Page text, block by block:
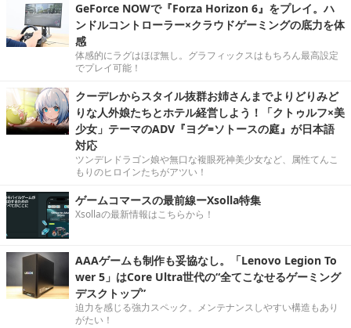
GeForce NOWで『Forza Horizon 6』をプレイ。ハ
ンドルコントローラー×クラウドゲーミングの底力を体
感
体感的にラグはほぼ無し。グラフィックスはもちろん最高設定
でプレイ可能！
クーデレからスタイル抜群お姉さんまでよりどりみど
りな人外娘たちとホテル経営しよう！「クトゥルフ×美
少女」テーマのADV『ヨグ=ソトースの庭』が日本語
対応
ツンデレドラゴン娘や無口な複眼死神美少女など、属性てんこ
もりのヒロインたちがアツい！
ゲームコマースの最前線ーXsolla特集
Xsollaの最新情報はこちらから！
AAAゲームも制作も妥協なし。「Lenovo Legion To
wer 5」はCore Ultra世代の“全てこなせるゲーミング
デスクトップ”
迫力を感じる強力スペック。メンテナンスしやすい構造もあり
がたい！